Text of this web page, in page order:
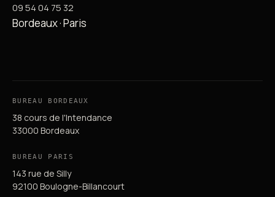
09 54 04 75 32
Bordeaux · Paris
BUREAU BORDEAUX
38 cours de l'Intendance
33000 Bordeaux
BUREAU PARIS
143 rue de Silly
92100 Boulogne-Billancourt